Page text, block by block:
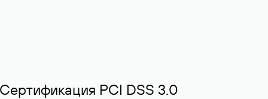
Сертификация PCI DSS 3.0